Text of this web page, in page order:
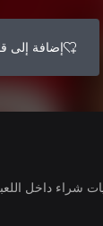
إضافة إلى
شراء داخل